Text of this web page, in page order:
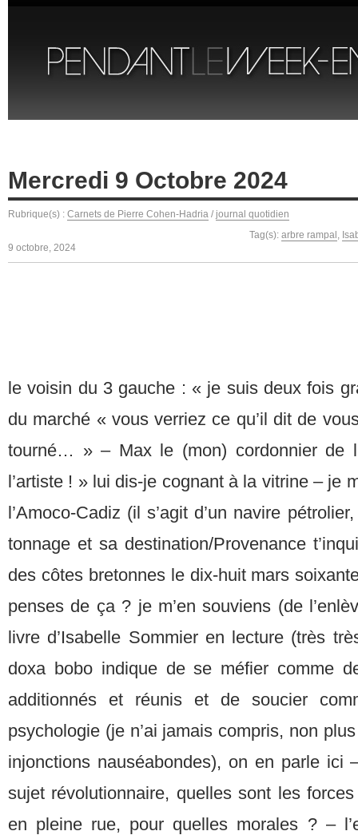
Mercredi 9 Octobre 2024
Rubrique(s) : Carnets de Pierre Cohen-Hadria / journal quotidien
Tag(s): arbre rampal ,
9 octobre, 2024
le voisin du 3 gauche : « je suis deux fois
du marché « vous verriez ce qu’il dit de
tourné… » – Max le (mon) cordonnier de
l’artiste ! » lui dis-je cognant à la vitrine – je
l’Amoco-Cadiz (il s’agit d’un navire
tonnage et sa destination/Provenance
des côtes bretonnes le dix-huit mars
penses de ça ? je m’en souviens (de
livre d’Isabelle Sommier en lecture (très
doxa bobo indique de se méfier comme
additionnés et réunis et de soucier
psychologie (je n’ai jamais compris, non
injonctions nauséabondes), on en parle ici
sujet révolutionnaire, quelles sont les
en pleine rue, pour quelles morales ? –